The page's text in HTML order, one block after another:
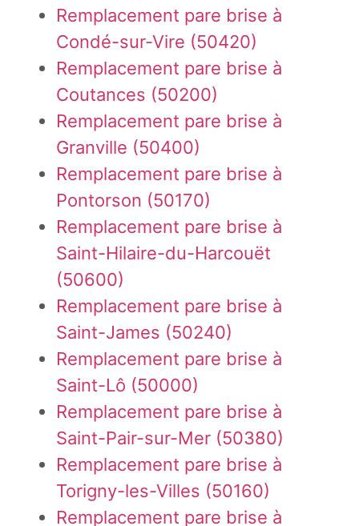
Remplacement pare brise à
Condé-sur-Vire (50420)
Remplacement pare brise à
Coutances (50200)
Remplacement pare brise à
Granville (50400)
Remplacement pare brise à
Pontorson (50170)
Remplacement pare brise à
Saint-Hilaire-du-Harcouët
(50600)
Remplacement pare brise à
Saint-James (50240)
Remplacement pare brise à
Saint-Lô (50000)
Remplacement pare brise à
Saint-Pair-sur-Mer (50380)
Remplacement pare brise à
Torigny-les-Villes (50160)
Remplacement pare brise à